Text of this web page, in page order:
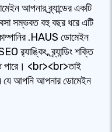
আপনার ব্র্যান্ডের একটি
সম্ভবত বহু বছর ধরে এটি
.HAUS ডোমেইন
র‍্যাঙ্কিং, ব্র্যান্ডিং শক্তি
পারে। <br><br>তাই
যে আপনি আপনার ডোমেইন